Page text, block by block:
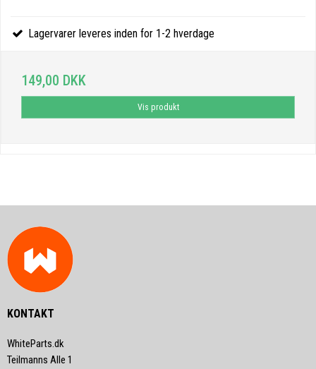
Lagervarer leveres inden for 1-2 hverdage
149,00 DKK
Vis produkt
KONTAKT
WhiteParts.dk
Teilmanns Alle 1